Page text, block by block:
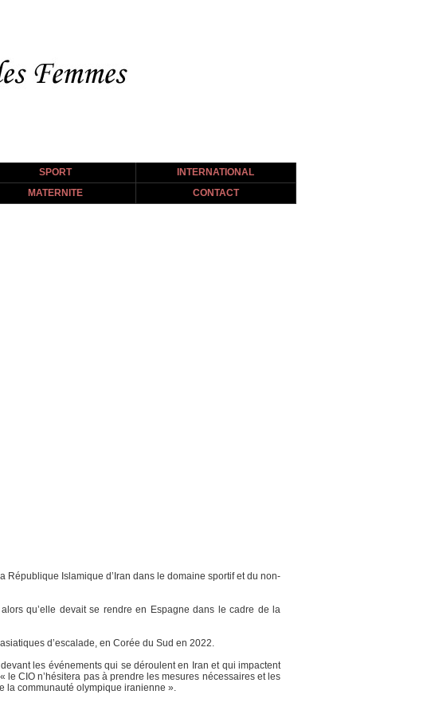
SPORT
INTERNATIONAL
MATERNITE CONTACT
Islamique d’Iran dans le domaine sportif et du non-
qu’elle devait se rendre en Espagne dans le cadre de la
d’escalade, en Corée du Sud en 2022.
les événements qui se déroulent en Iran et qui impactent
CIO n’hésitera pas à prendre les mesures nécessaires et les
la communauté olympique iranienne ».